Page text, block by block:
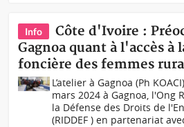
Info
Côte d'Ivoire :
Gagnoa quant à l'accès à
foncière des femmes
L’atelier à Gagnoa (Ph
mars 2024 à Gagnoa, l'Ong
la Défense des Droits de
(RIDDEF ) en partenariat